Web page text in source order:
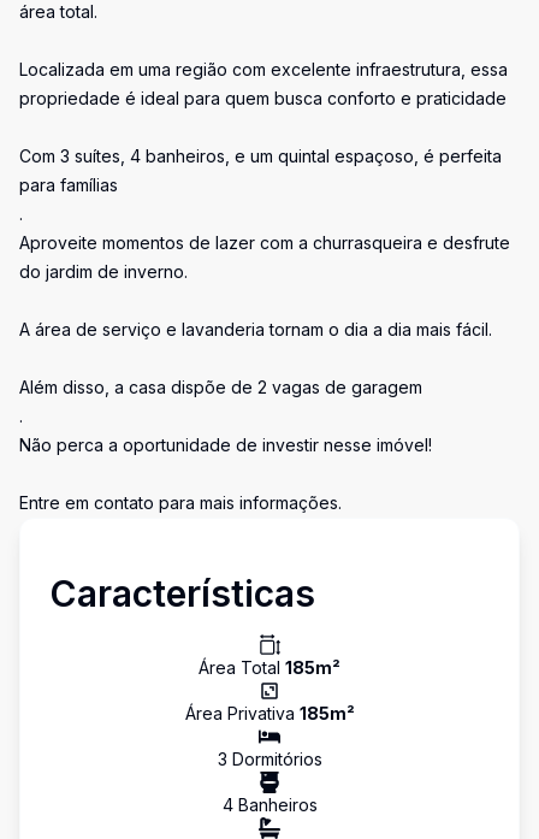
área total.
Localizada em uma região com excelente infraestrutura, essa
propriedade é ideal para quem busca conforto e praticidade
Com 3 suítes, 4 banheiros, e um quintal espaçoso, é perfeita
para famílias
.
Aproveite momentos de lazer com a churrasqueira e desfrute
do jardim de inverno.
A área de serviço e lavanderia tornam o dia a dia mais fácil.
Além disso, a casa dispõe de 2 vagas de garagem
.
Não perca a oportunidade de investir nesse imóvel!
Entre em contato para mais informações.
Características
Área Total 185m²
Área Privativa 185m²
3 Dormitórios
4Banheiros